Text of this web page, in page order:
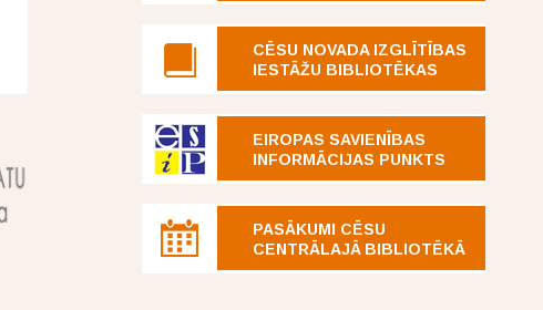
CĒSU NOVADA IZGLĪTĪBAS
IESTĀŽU BIBLIOTĒKAS
EIROPAS SAVIENĪBAS
INFORMĀCIJAS PUNKTS
PASĀKUMI CĒSU
CENTRĀLAJĀ BIBLIOTĒKĀ